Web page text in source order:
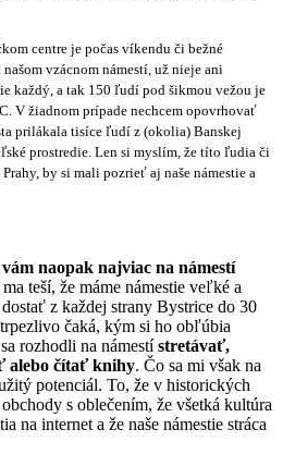
centre je počas víkendu či bežné
vzácnom námestí, už nieje ani
každý, a tak 150 ľudí pod šikmou vežou je
V žiadnom prípade nechcem opovrhovať
prilákala tisíce ľudí z (okolia) Banskej
prostredie. Len si myslím, že títo ľudia či
by si mali pozrieť aj naše námestie a
naopak najviac na námestí
teší, že máme námestie veľké a
z každej strany Bystrice do 30
čaká, kým si ho obľúbia
rozhodli na námestístretávať,
alebo čítať knihy. Čo sa mi však na
potenciál. To, že v historických
s oblečením, že všetká kultúra
na internet a že naše námestie stráca